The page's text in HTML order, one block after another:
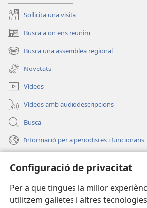
Configuració de privacitat
Per a que tingues la millor
utilitzem galletes i altres
Soŀlicita una visita
Busca a on ens reunim
(obri
en
una
finestra
nova)
Busca una assemblea regional
(obri
en
una
finestra
nova)
Novetats
Vídeos
Vídeos amb audiodescripcions
Busca
Informació per a periodistes i funcionaris
(obri
en